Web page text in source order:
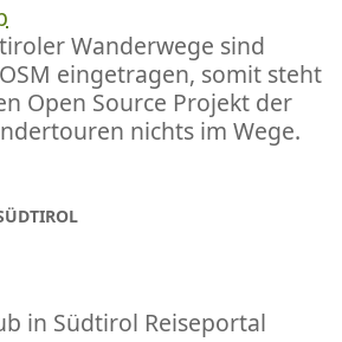
Wanderwege sind
eingetragen, somit steht
Open Source Projekt der
nichts im Wege.
in Südtirol Reiseportal